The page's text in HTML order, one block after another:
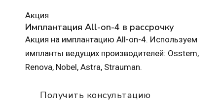
Акция
Имплантация All-on-4 в рассрочку
Акция на имплантацию All-on-4. Используем
импланты ведущих производителей: Osstem,
Renova, Nobel, Astra, Strauman.
Получить консультацию